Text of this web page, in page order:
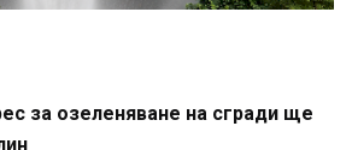
за озеленяване на сгради ще